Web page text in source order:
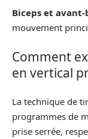
Biceps et avant-
mouvement
Comment
en vertical
La technique de
programmes de
prise serrée,